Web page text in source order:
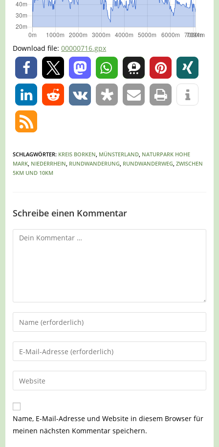
Download file:00000716.gpx
0
0
SCHLAGWÖRTER: KREIS BORKEN, MÜNSTERLAND, NATURPARK HOHE
MARK, NIEDERRHEIN, RUNDWANDERUNG, RUNDWANDERWEG, ZWISCHEN
5KM UND 10KM
Schreibe einen Kommentar
Kommentar
Gib
deinen
Namen
oder
zum
Kommentieren
ein
Gib
deine
E-
Mail-
zum
Kommentieren
ein
Gib
deine
Website-
URL
Name, E-Mail-Adresse und Website in diesem Browser für
meinen nächsten Kommentar speichern.